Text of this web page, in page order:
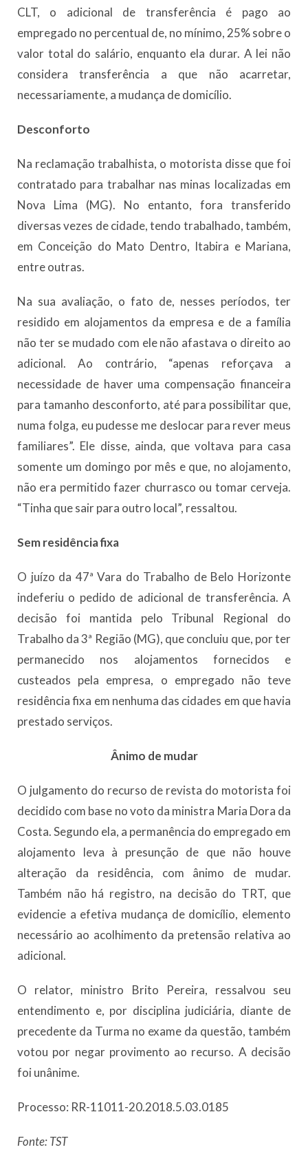
CLT, o adicional de transferência é pago ao
empregado no percentual de, no mínimo, 25% sobre o
valor total do salário, enquanto ela durar. A lei não
considera transferência a que não acarretar,
necessariamente, a mudança de domicílio.
Desconforto
Na reclamação trabalhista, o motorista disse que foi
contratado para trabalhar nas minas localizadas em
Nova Lima (MG). No entanto, fora transferido
diversas vezes de cidade, tendo trabalhado, também,
em Conceição do Mato Dentro, Itabira e Mariana,
entre outras.
Na sua avaliação, o fato de, nesses períodos, ter
residido em alojamentos da empresa e de a família
não ter se mudado com ele não afastava o direito ao
adicional. Ao contrário, “apenas reforçava a
necessidade de haver uma compensação financeira
para tamanho desconforto, até para possibilitar que,
numa folga, eu pudesse me deslocar para rever meus
familiares”. Ele disse, ainda, que voltava para casa
somente um domingo por mês e que, no alojamento,
não era permitido fazer churrasco ou tomar cerveja.
“Tinha que sair para outro local”, ressaltou.
Sem residência fixa
O juízo da 47ª Vara do Trabalho de Belo Horizonte
indeferiu o pedido de adicional de transferência. A
decisão foi mantida pelo Tribunal Regional do
Trabalho da 3ª Região (MG), que concluiu que, por ter
permanecido nos alojamentos fornecidos e
custeados pela empresa, o empregado não teve
residência fixa em nenhuma das cidades em que havia
prestado serviços.
Ânimo de mudar
O julgamento do recurso de revista do motorista foi
decidido com base no voto da ministra Maria Dora da
Costa. Segundo ela, a permanência do empregado em
alojamento leva à presunção de que não houve
alteração da residência, com ânimo de mudar.
Também não há registro, na decisão do TRT, que
evidencie a efetiva mudança de domicílio, elemento
necessário ao acolhimento da pretensão relativa ao
adicional.
O relator, ministro Brito Pereira, ressalvou seu
entendimento e, por disciplina judiciária, diante de
precedente da Turma no exame da questão, também
votou por negar provimento ao recurso. A decisão
foi unânime.
Processo: RR-11011-20.2018.5.03.0185
Fonte: TST